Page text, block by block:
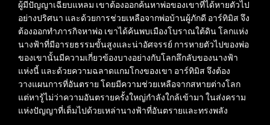
ผู้มีปัญญาเฉียบแหลม เขาต้องออกค้นหาพ่อของเขาที่ได้หายตัวไป
อย่างปริศนา และด้วยการช่วยเหลือจากพ่อบ้านผู้ภักดี อาร์ทิมิส จึง
ต้องออกทำภารกิจหาพ่อ เขาได้ค้นพบเมืองโบราณใต้ดิน โลกแห่ง
นางฟ้าที่มีอารยธรรมขั้นสูงและน่าอัศจรรย์ การหายตัวไปของพ่อ
ของเขานั้นมีความเกี่ยวข้องบางอย่างกับโลกลึกลับของนางฟ้า
แห่งนี้ และด้วยความฉลาดแกมโกงของเขา อาร์ทิมิส จึงต้อง
วางแผนการที่อันตราย โดยมีความช่วยเหลือจากสหายต่างโลก
แต่หารู้ไม่ว่าความอันตรายครั้งใหญ่กำลังใกล้เข้ามา ในส่งคราม
แห่งปัญญาที่เต็มไปด้วยเหล่านางฟ้าที่อันตรายและทรงพลัง